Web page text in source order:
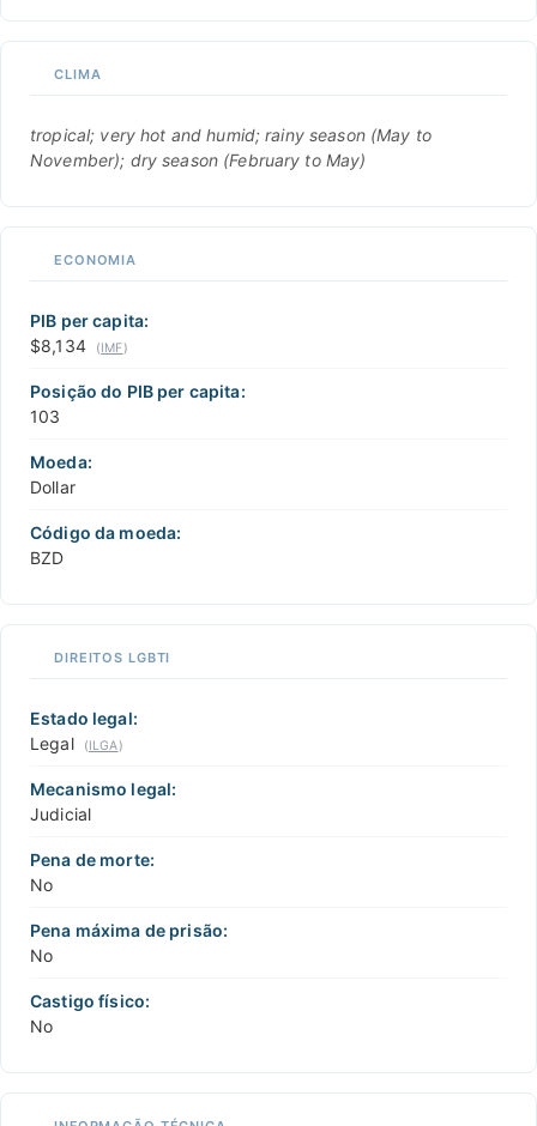
CLIMA
tropical; very hot and humid; rainy season (May to
November); dry season (February to May)
ECONOMIA
PIB per capita:
$8,134
(IMF)
Posição do PIB per capita:
103
Moeda:
Dollar
Código da moeda:
BZD
DIREITOS LGBTI
Estado legal:
Legal
(ILGA)
Mecanismo legal:
Judicial
Pena de morte:
No
Pena máxima de prisão:
No
Castigo físico:
No